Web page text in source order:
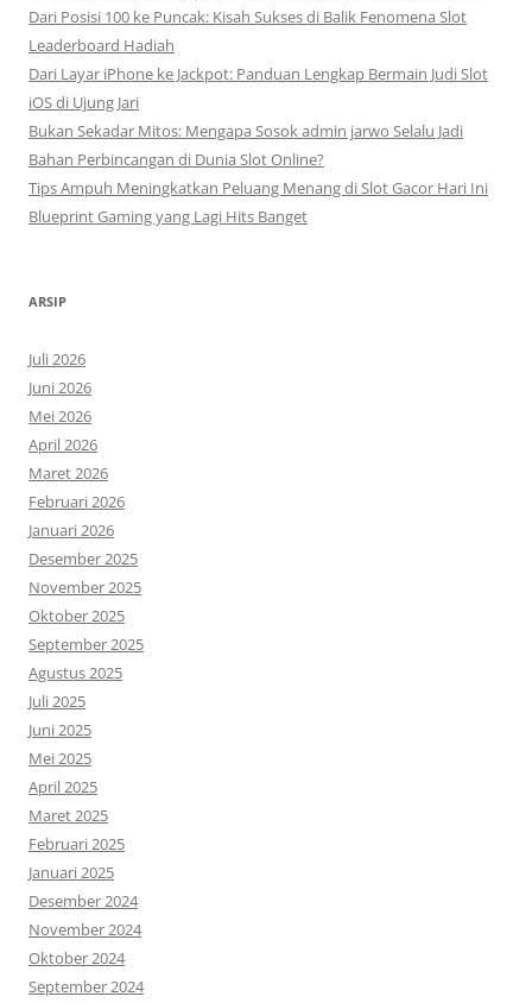
Dari Posisi 100 ke Puncak: Kisah Sukses di Balik Fenomena Slot
Leaderboard Hadiah
Dari Layar iPhone ke Jackpot: Panduan Lengkap Bermain Judi Slot
iOS di Ujung Jari
Bukan Sekadar Mitos: Mengapa Sosok admin jarwo Selalu Jadi
Bahan Perbincangan di Dunia Slot Online?
Tips Ampuh Meningkatkan Peluang Menang di Slot Gacor Hari Ini
Blueprint Gaming yang Lagi Hits Banget
ARSIP
Juli 2026
Juni 2026
Mei 2026
April 2026
Maret 2026
Februari 2026
Januari 2026
Desember 2025
November 2025
Oktober 2025
September 2025
Agustus 2025
Juli 2025
Juni 2025
Mei 2025
April 2025
Maret 2025
Februari 2025
Januari 2025
Desember 2024
November 2024
Oktober 2024
September 2024